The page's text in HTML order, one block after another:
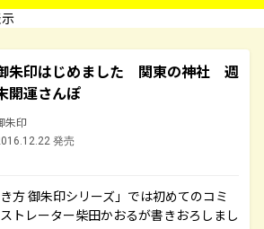
朱印はじめました 関東の神社 週
開運さんぽ
朱印
発売
方 御朱印シリーズ」では初めてのコミ
トレーター柴田かおるが書きおろしまし